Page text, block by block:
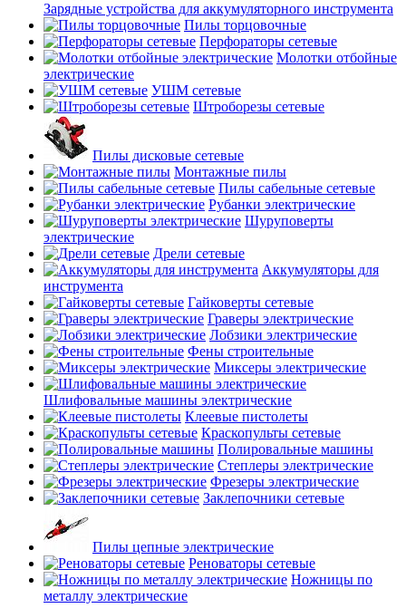
Зарядные устройства для аккумуляторного инструмента
Пилы торцовочные
Перфораторы сетевые
Молотки отбойные
электрические
УШМ сетевые
Штроборезы сетевые
Пилы дисковые сетевые
Монтажные пилы
Пилы сабельные сетевые
Рубанки электрические
Шуруповерты
электрические
Дрели сетевые
Аккумуляторы для
инструмента
Гайковерты сетевые
Граверы электрические
Лобзики электрические
Фены строительные
Миксеры электрические
Шлифовальные машины электрические
Клеевые пистолеты
Краскопульты сетевые
Полировальные машины
Степлеры электрические
Фрезеры электрические
Заклепочники сетевые
Пилы цепные электрические
Реноваторы сетевые
Ножницы по
металлу электрические